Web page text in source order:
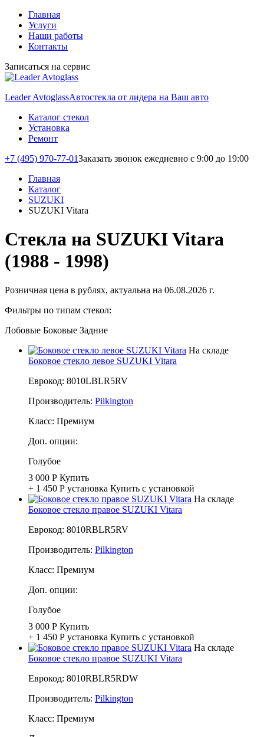
Главная
Услуги
Наши работы
Контакты
Записаться на сервис
Leader AvtoglassАвтостекла от лидера на Ваш авто
Каталог стекол
Установка
Ремонт
+7 (495) 970-77-01Заказать звонок ежедневно с 9:00 до 19:00
Главная
Каталог
SUZUKI
SUZUKI Vitara
Стекла на SUZUKI Vitara
(1988 - 1998)
Розничная цена в рублях, актуальна на 06.08.2026 г.
Фильтры по типам стекол:
Лобовые Боковые Задние
На складе
Боковое стекло левое SUZUKI Vitara
Еврокод: 8010LBLR5RV
Производитель: Pilkington
Класс: Премиум
Доп. опции:
Голубое
3 000 Р Купить
+ 1 450 Р установка Купить с установкой
На складе
Боковое стекло правое SUZUKI Vitara
Еврокод: 8010RBLR5RV
Производитель: Pilkington
Класс: Премиум
Доп. опции:
Голубое
3 000 Р Купить
+ 1 450 Р установка Купить с установкой
На складе
Боковое стекло правое SUZUKI Vitara
Еврокод: 8010RBLR5RDW
Производитель: Pilkington
Класс: Премиум